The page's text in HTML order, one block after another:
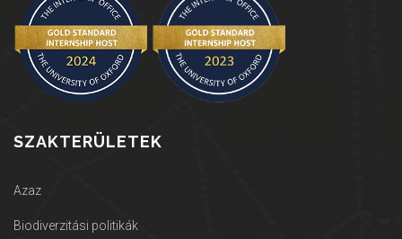
SZAKTERÜLETEK
Azaz
Biodiverzitási politikák